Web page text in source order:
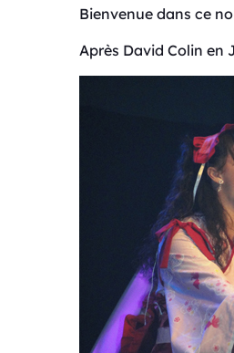
Bienvenue dans ce
Après David Colin en